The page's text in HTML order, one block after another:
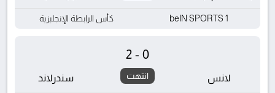
beIN SPORTS 1 كأس الرابطة الإنجليزية
لانس
2-0
انتهت سندرلاند